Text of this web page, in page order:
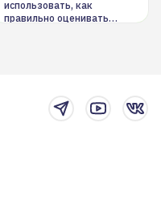
использовать, как
правильно оценивать